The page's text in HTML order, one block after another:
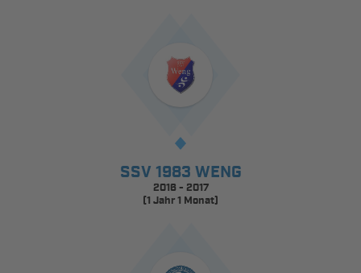
SSV 1983 WENG
2016 - 2017
(1 Jahr 1 Monat)